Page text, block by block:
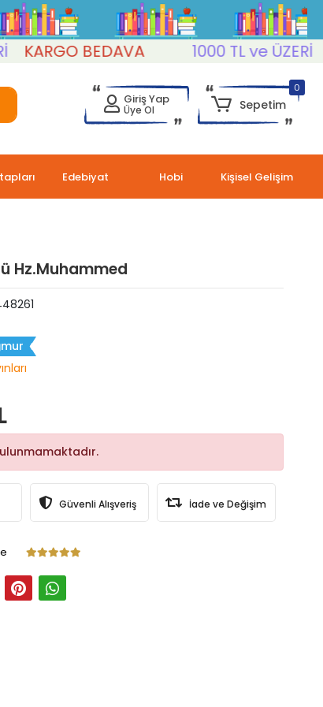
BEDAVA 1000 TL ve ÜZERİ
Giriş Yap
Üye Ol
0
Sepetim
Edebiyat Hobi Kişisel Gelişim
Hz.Muhammed
Güvenli Alışveriş İade ve Değişim